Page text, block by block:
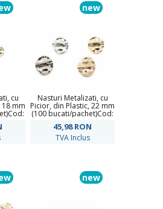
cu
18 mm
new
Nasturi Metalizati, cu
Picior, din Plastic, 22 mm
(100 bucati/pachet)Cod:
45,98RON
TVA Inclus
new